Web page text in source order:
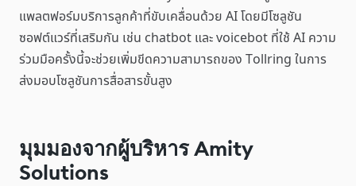
แพลตฟอร์มบริการลูกค้าที่ขับเคลื่อนด้วย AI โดยมีโซลูชัน
ซอฟต์แวร์ที่เสริมกัน เช่น chatbot และ voicebot ที่ใช้ AI ความ
ร่วมมือครั้งนี้จะช่วยเพิ่มขีดความสามารถของ Tollring ในการ
ส่งมอบโซลูชันการสื่อสารขั้นสูง
มุมมองจากผู้บริหาร Amity
Solutions